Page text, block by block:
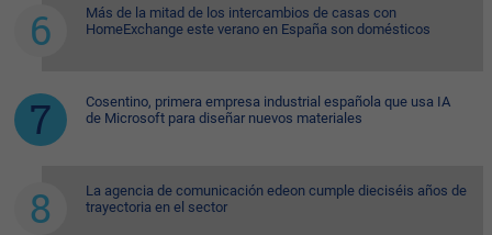
Más de la mitad de los intercambios de casas con
HomeExchange este verano en España son domésticos
Cosentino, primera empresa industrial española que usa IA
de Microsoft para diseñar nuevos materiales
La agencia de comunicación edeon cumple dieciséis años de
trayectoria en el sector